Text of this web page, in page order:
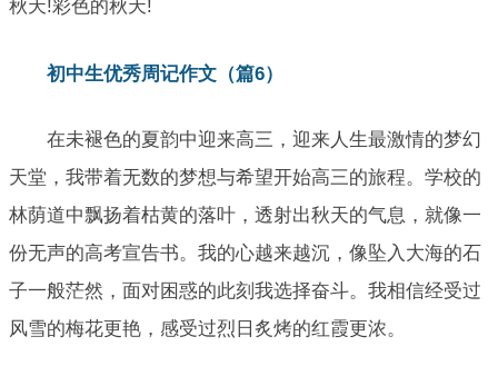
秋天!彩色的秋天!
初中生优秀周记作文（篇6）
在未褪色的夏韵中迎来高三，迎来人生最激情的梦幻
天堂，我带着无数的梦想与希望开始高三的旅程。学校的
林荫道中飘扬着枯黄的落叶，透射出秋天的气息，就像一
份无声的高考宣告书。我的心越来越沉，像坠入大海的石
子一般茫然，面对困惑的此刻我选择奋斗。我相信经受过
风雪的梅花更艳，感受过烈日炙烤的红霞更浓。